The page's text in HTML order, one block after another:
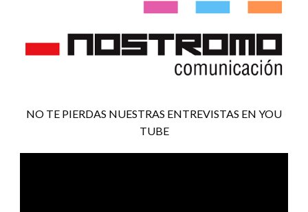
NO TE PIERDAS NUESTRAS ENTREVISTAS EN YOU
TUBE